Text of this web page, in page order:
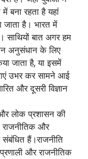
बना रहता है यहां
जाता है। भारत में
साथियों बात अगर हम
अनुसंधान के लिए
जाता है, या इसमें
उभर कर सामने आई
और दूसरी विज्ञान
और लोक प्रशासन की
राजनीतिक और
हैं।राजनीति
और राजनीतिक